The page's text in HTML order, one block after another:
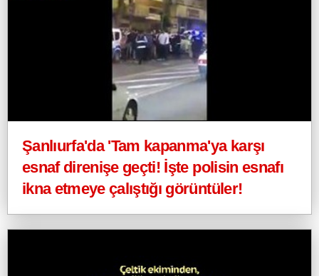
Şanlıurfa'da 'Tam kapanma'ya karşı
esnaf direnişe geçti! İşte polisin esnafı
ikna etmeye çalıştığı görüntüler!